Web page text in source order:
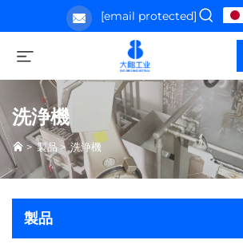
[email protected]
洗浄機
>製品>洗浄機
製品